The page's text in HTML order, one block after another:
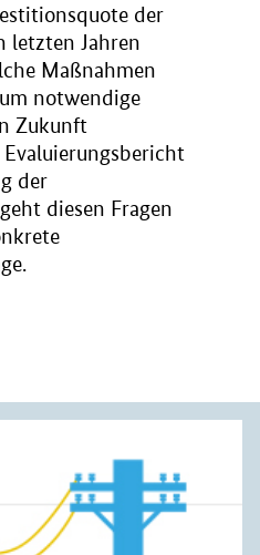
der
letzten Jahren
Maßnahmen
notwendige
Zukunft
der
diesen Fragen